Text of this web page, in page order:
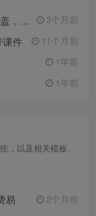
位 3个月前
课件 11个月前
1年前
1年前
，以及相关模板、
易 2个月前